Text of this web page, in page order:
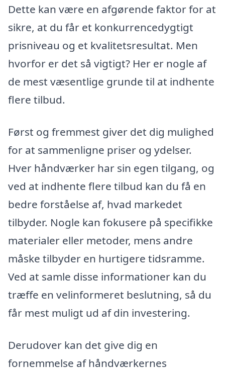
Dette kan være en afgørende faktor for at
sikre, at du får et konkurrencedygtigt
prisniveau og et kvalitetsresultat. Men
hvorfor er det så vigtigt? Her er nogle af
de mest væsentlige grunde til at indhente
flere tilbud.
Først og fremmest giver det dig mulighed
for at sammenligne priser og ydelser.
Hver håndværker har sin egen tilgang, og
ved at indhente flere tilbud kan du få en
bedre forståelse af, hvad markedet
tilbyder. Nogle kan fokusere på specifikke
materialer eller metoder, mens andre
måske tilbyder en hurtigere tidsramme.
Ved at samle disse informationer kan du
træffe en velinformeret beslutning, så du
får mest muligt ud af din investering.
Derudover kan det give dig en
fornemmelse af håndværkernes